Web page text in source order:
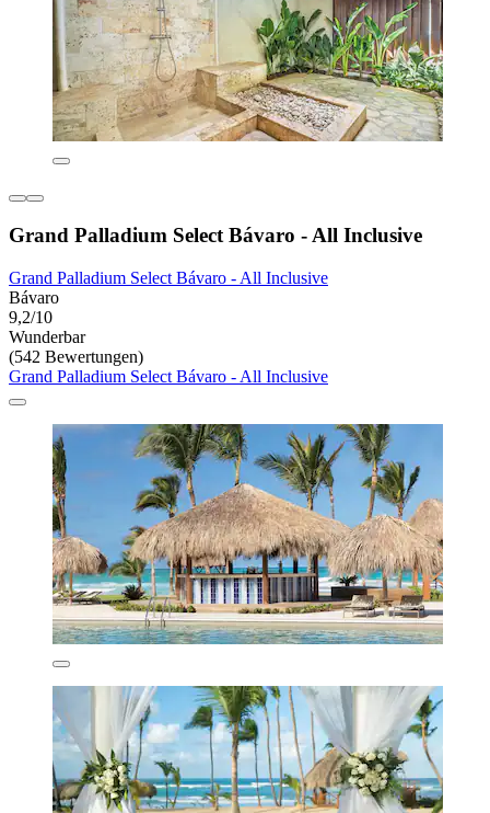
Grand Palladium Select Bávaro - All Inclusive
Grand Palladium Select Bávaro - All Inclusive
Bávaro
9,2/10
Wunderbar
(542 Bewertungen)
Grand Palladium Select Bávaro - All Inclusive